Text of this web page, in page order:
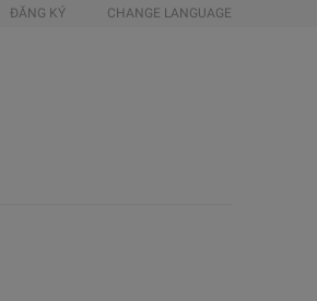
ĐĂNG KÝ CHANGE LANGUAGE